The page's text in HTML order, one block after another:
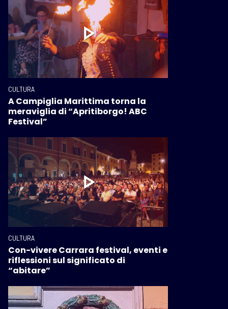
CULTURA
A Campiglia Marittima torna la
meraviglia di “Apritiborgo! ABC
Festival”
CULTURA
Con-vivere Carrara festival, eventi e
riflessioni sul significato di
“abitare”